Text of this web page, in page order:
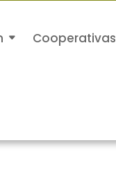
Cooperativas